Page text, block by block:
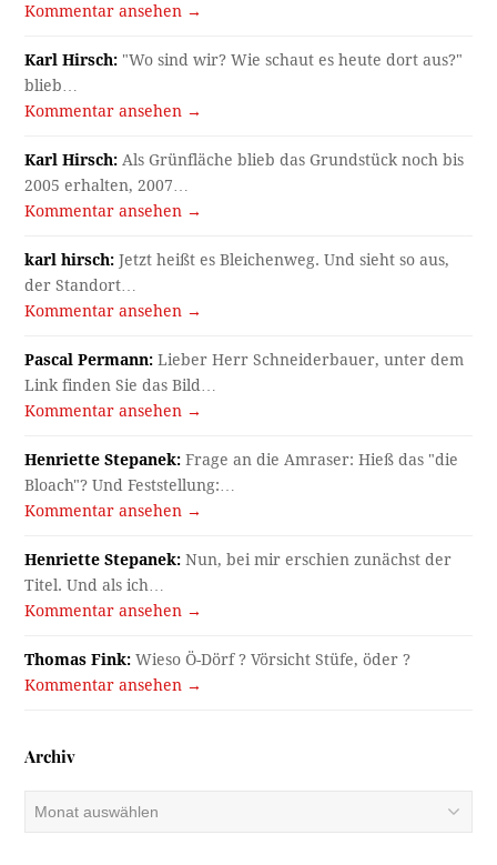
Kommentar ansehen →
Karl Hirsch: "Wo sind wir? Wie schaut es heute dort aus?"
blieb…
Kommentar ansehen →
Karl Hirsch: Als Grünfläche blieb das Grundstück noch bis
2005 erhalten, 2007…
Kommentar ansehen →
karl hirsch: Jetzt heißt es Bleichenweg. Und sieht so aus,
der Standort…
Kommentar ansehen →
Pascal Permann: Lieber Herr Schneiderbauer, unter dem
Link finden Sie das Bild…
Kommentar ansehen →
Henriette Stepanek: Frage an die Amraser: Hieß das "die
Bloach"? Und Feststellung:…
Kommentar ansehen →
Henriette Stepanek: Nun, bei mir erschien zunächst der
Titel. Und als ich…
Kommentar ansehen →
Thomas Fink: Wieso Ö-Dörf ? Vörsicht Stüfe, öder ?
Kommentar ansehen →
Archiv